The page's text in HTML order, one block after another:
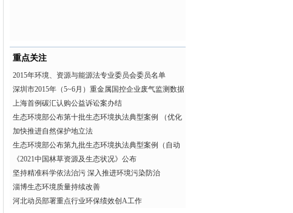
重点关注
2015年环境、资源与能源法专业委员会委员名单
深圳市2015年（5~6月）重金属国控企业废气监测数据
上海首例碳汇认购公益诉讼案办结
生态环境部公布第十批生态环境执法典型案例 （优化
执
加快推进自然保护地立法
生态环境部公布第九批生态环境执法典型案例（自动
监《2021中国林草资源及生态状况》公布
坚持精准科学依法治污 深入推进环境污染防治
淄博生态环境质量持续改善
河北动员部署重点行业环保绩效创A工作